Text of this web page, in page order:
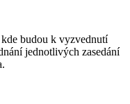
budou k vyzvednutí
jednotlivých zasedání